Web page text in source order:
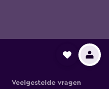
Veelgestelde vragen